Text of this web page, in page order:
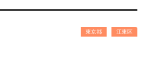
東京都 江東区